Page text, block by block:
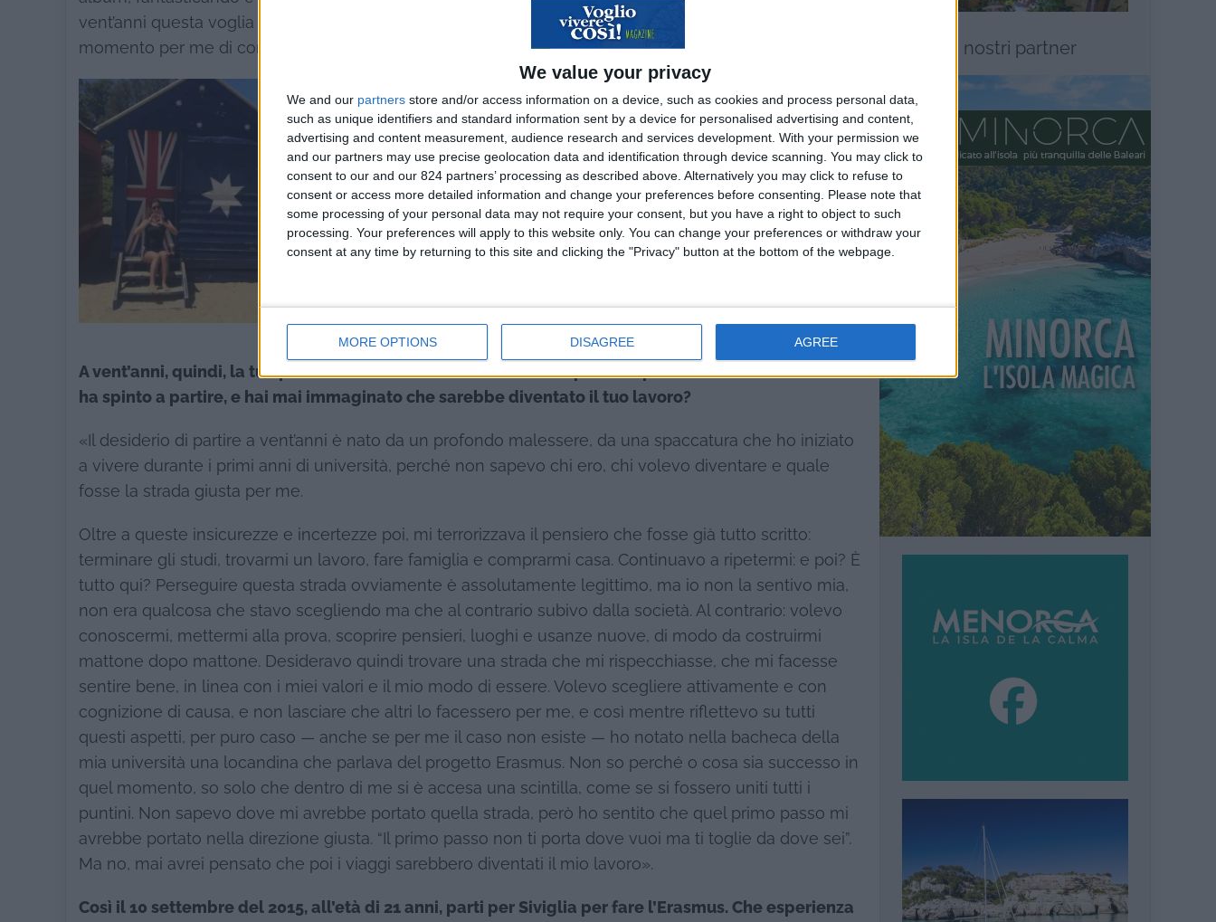
We value your privacy
We and our partners store and/or access information on a device, such as cookies and process personal data,
such as unique identifiers and standard information sent by a device for personalised advertising and content,
advertising and content measurement, audience research and services development. With your permission we
and our partners may use precise geolocation data and identification through device scanning. You may click to
consent to our and our 824 partners’ processing as described above. Alternatively you may click to refuse to
consent or access more detailed information and change your preferences before consenting.
Please note that
some processing of your personal data may not require your consent, but you have a right to object to such
processing. Your preferences will apply to this website only. You can change your preferences or withdraw your
consent at any time by returning to this site and clicking the "Privacy" button at the bottom of the webpage.
MORE OPTIONS DISAGREE AGREE
vent’anni questa voglia di scoperta è finalmente sbocciata, ho sentito infatti che era arrivato il
momento per me di conoscere ed esplorare in prima persona luoghi e culture lontane dalla mia».
A vent’anni, quindi, la tua passione diventa concreta con la tua prima esperienza all’estero. Cosa ti
ha spinto a partire, e hai mai immaginato che sarebbe diventato il tuo lavoro?
«Il desiderio di partire a vent’anni è nato da un profondo malessere, da una spaccatura che ho iniziato
a vivere durante i primi anni di università, perché non sapevo chi ero, chi volevo diventare e quale
fosse la strada giusta per me.
Oltre a queste insicurezze e incertezze poi, mi terrorizzava il pensiero che fosse già tutto scritto:
terminare gli studi, trovarmi un lavoro, fare famiglia e comprarmi casa. Continuavo a ripetermi: e poi? È
tutto qui? Perseguire questa strada ovviamente è assolutamente legittimo, ma io non la sentivo mia,
non era qualcosa che stavo scegliendo ma che al contrario subivo dalla società. Al contrario: volevo
conoscermi, mettermi alla prova, scoprire pensieri, luoghi e usanze nuove, di modo da costruirmi
mattone dopo mattone. Desideravo quindi trovare una strada che mi rispecchiasse, che mi facesse
sentire bene, in linea con i miei valori e il mio modo di essere. Volevo scegliere attivamente e con
cognizione di causa, e non lasciare che altri lo facessero per me, e così mentre riflettevo su tutti
questi aspetti, per puro caso — anche se per me il caso non esiste — ho notato nella bacheca della
mia università una locandina che parlava del progetto Erasmus. Non so perché o cosa sia successo in
quel momento, so solo che dentro di me si è accesa una scintilla, come se si fossero uniti tutti i
puntini. Non sapevo dove mi avrebbe portato quella strada, però ho sentito che quel primo passo mi
avrebbe portato nella direzione giusta. “Il primo passo non ti porta dove vuoi ma ti toglie da dove sei”.
Ma no, mai avrei pensato che poi i viaggi sarebbero diventati il mio lavoro».
Così il 10 settembre del 2015, all’età di 21 anni, parti per Siviglia per fare l’Erasmus. Che esperienza
I nostri partner